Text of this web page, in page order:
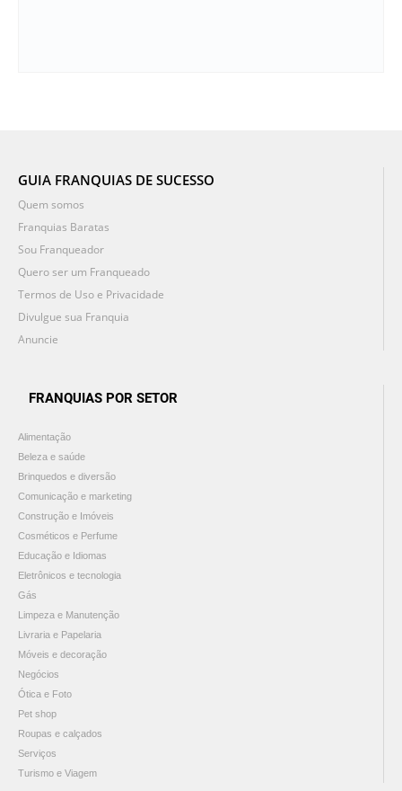
GUIA FRANQUIAS DE SUCESSO
Quem somos
Franquias Baratas
Sou Franqueador
Quero ser um Franqueado
Termos de Uso e Privacidade
Divulgue sua Franquia
Anuncie
FRANQUIAS POR SETOR
Alimentação
Beleza e saúde
Brinquedos e diversão
Comunicação e marketing
Construção e Imóveis
Cosméticos e Perfume
Educação e Idiomas
Eletrônicos e tecnologia
Gás
Limpeza e Manutenção
Livraria e Papelaria
Móveis e decoração
Negócios
Ótica e Foto
Pet shop
Roupas e calçados
Serviços
Turismo e Viagem